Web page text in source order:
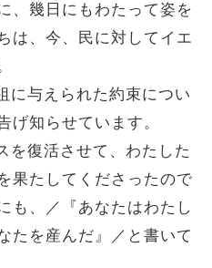
、幾日にもわたって姿を
は、今、民に対してイエ
に与えられた約束につい
げ知らせています。
を復活させて、わたした
果たしてくださったので
も、／『あなたはわたし
たを産んだ』／と書いて